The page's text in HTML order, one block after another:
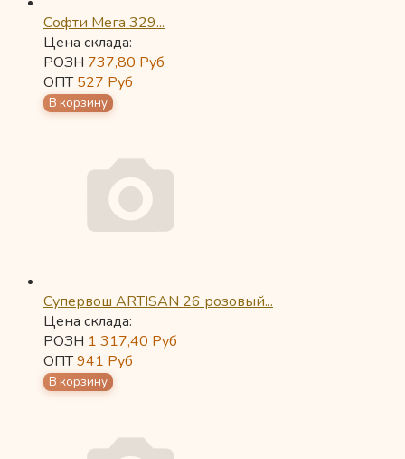
Софти Мега 329...
Цена склада:
РОЗН 737,80 Руб
ОПТ527 Руб
Супервош ARTISAN 26 розовый...
Цена склада:
РОЗН 1 317,40 Руб
ОПТ941 Руб